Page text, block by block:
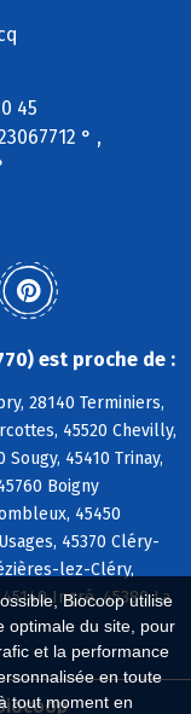
Biocoop utilise
optimale du site, pour
et la performance
en toute
tout moment en
45
° ,
est proche de :
28140 Terminiers,
45520 Chevilly,
Sougy, 45410 Trinay,
Boigny
45450
45370 Cléry-
lez-Cléry,
Ingré, 45380 La